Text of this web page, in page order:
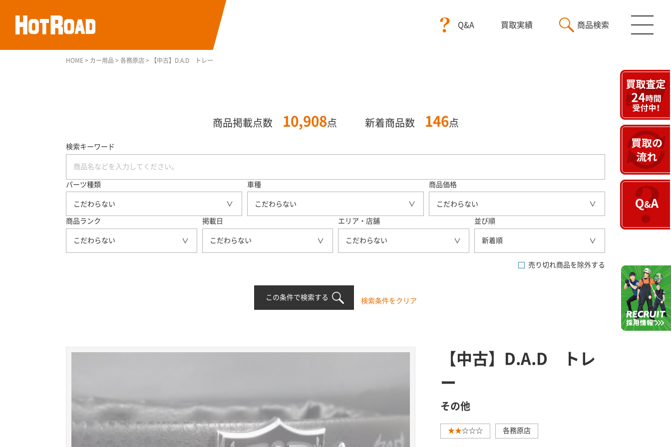
Q&A 買取実績 商品検索
HOME > カー用品 > 各務原店 > 【中古】D.A.D トレー
商品掲載点数 10,908点 新着商品数 146点
検索キーワード
パーツ種類
こだわらない
車種
こだわらない
商品価格
こだわらない
商品ランク
こだわらない
掲載日
こだわらない
エリア・店舗
こだわらない
並び順
新着順
売り切れ商品を除外する
この条件で検索する 検索条件をクリア
【中古】D.A.D トレ
ー
その他
★★☆☆☆ 各務原店